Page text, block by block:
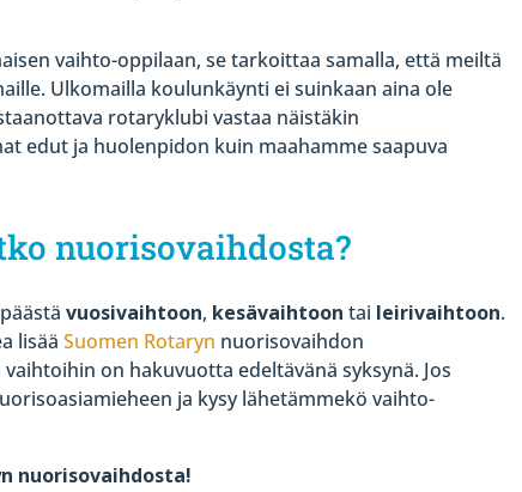
vaihto-oppilaan, se tarkoittaa samalla, että meiltä
Ulkomailla koulunkäynti ei suinkaan aina ole
rotaryklubi vastaa näistäkin
edut ja huolenpidon kuin maahamme saapuva
nuorisovaihdosta?
vuosivaihtoon, kesävaihtoon tai leirivaihtoon.
lisääSuomen Rotaryn nuorisovaihdon
on hakuvuotta edeltävänä syksynä. Jos
ja kysy lähetämmekö vaihto-
nuorisovaihdosta!